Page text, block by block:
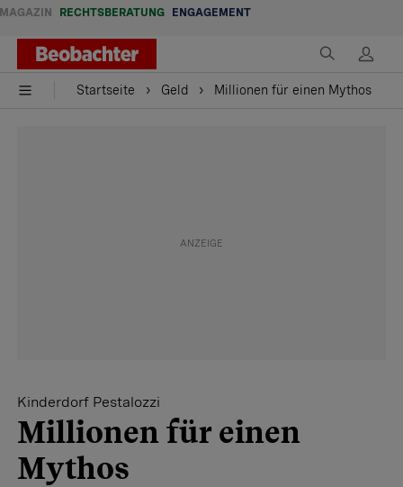
MAGAZIN RECHTSBERATUNG ENGAGEMENT
Startseite Geld Millionen für einen Mythos
Kinderdorf Pestalozzi
Millionen für einen
Mythos